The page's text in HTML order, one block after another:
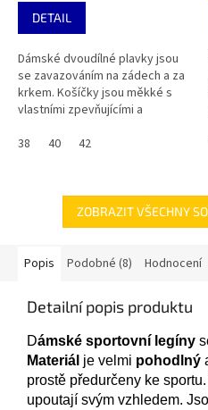
DETAIL
Dámské dvoudílné plavky jsou
se zavazováním na zádech a za
krkem. Košíčky jsou měkké s
vlastními zpevňujícími a
38
40 42
ZOBRAZIT VŠECHNY
Popis Podobné (8) Hodnocení
Detailní popis produktu
Dámské sportovní legíny
Materiál je velmi pohodlný
prostě předurčeny ke
upoutají svým vzhledem.